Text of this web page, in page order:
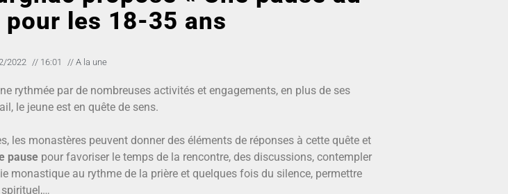
les 18-35 ans
2022 // 16:01 // A la une
rythmée par de nombreuses activités et engagements, en plus de ses
le jeune est en quête de sens.
les monastères peuvent donner des éléments de réponses à cette quête et
pause pour favoriser le temps de la rencontre, des discussions, contempler
monastique au rythme de la prière et quelques fois du silence, permettre